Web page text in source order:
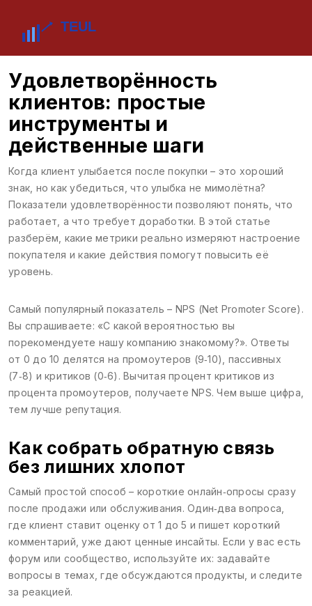
Удовлетворённость
клиентов: простые
инструменты и
действенные шаги
Когда клиент улыбается после покупки – это хороший
знак, но как убедиться, что улыбка не мимолётна?
Показатели удовлетворённости позволяют понять, что
работает, а что требует доработки. В этой статье
разберём, какие метрики реально измеряют настроение
покупателя и какие действия помогут повысить её
уровень.
Самый популярный показатель – NPS (Net Promoter Score).
Вы спрашиваете: «С какой вероятностью вы
порекомендуете нашу компанию знакомому?». Ответы
от 0 до 10 делятся на промоутеров (9‑10), пассивных
(7‑8) и критиков (0‑6). Вычитая процент критиков из
процента промоутеров, получаете NPS. Чем выше цифра,
тем лучше репутация.
Как собрать обратную связь
без лишних хлопот
Самый простой способ – короткие онлайн‑опросы сразу
после продажи или обслуживания. Один‑два вопроса,
где клиент ставит оценку от 1 до 5 и пишет короткий
комментарий, уже дают ценные инсайты. Если у вас есть
форум или сообщество, используйте их: задавайте
вопросы в темах, где обсуждаются продукты, и следите
за реакцией.